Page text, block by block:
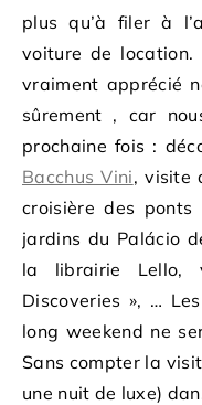
plus qu’à filer à
voiture de location.
vraiment apprécié
sûrement , car
prochaine fois :
Bacchus Vini, visite
croisière des
jardins du Palácio
la librairie Lello,
Discoveries », …
long weekend ne
Sans compter la
une nuit de luxe)